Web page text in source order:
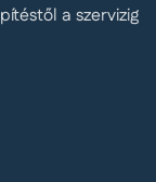
a szervizig